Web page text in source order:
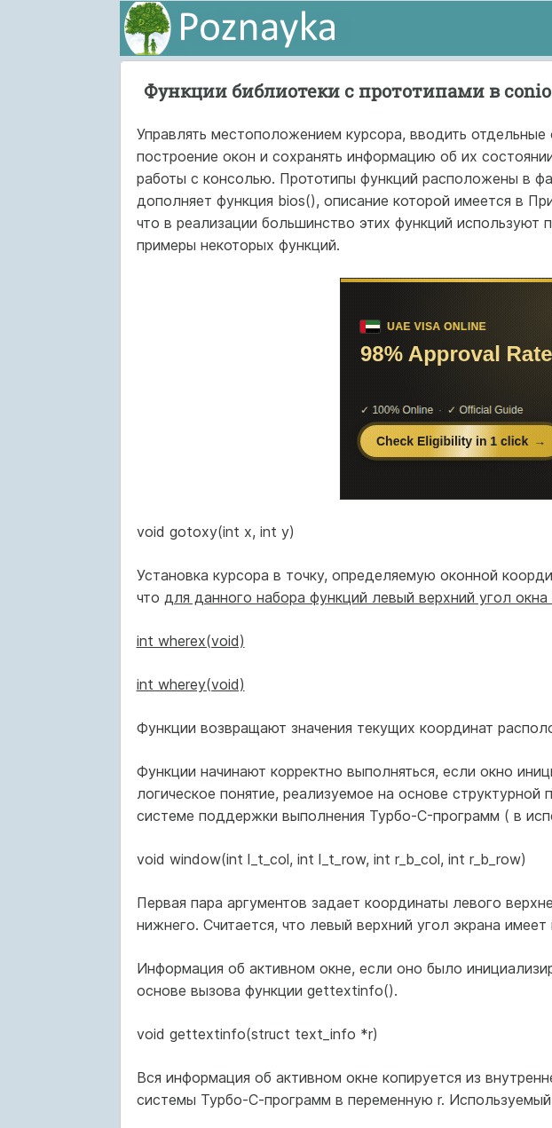
Функции библиотеки с прототипами в
Управлять местоположением курсора, вводить
построение окон и сохранять информацию об их
работы с консолью. Прототипы функций расположены в
дополняет функция bios(), описание которой имеется в
что в реализации большинство этих функций используют
примеры некоторых функций.
void gotoxy(int x, int y)
Установка курсора в точку, определяемую оконной
что для данного набора функций левый верхний угол окна
int wherex(void)
int wherey(void)
Функции возвращают значения текущих координат
Функции начинают корректно выполняться, если окно
логическое понятие, реализуемое на основе
системе поддержки выполнения Турбо-C-программ ( в
void window(int l_t_col, int l_t_row, int r_b_col, int r_b_row)
Первая пара аргументов задает координаты левого
нижнего. Считается, что левый верхний угол экрана имеет
Информация об активном окне, если оно было
основе вызова функции gettextinfo().
void gettextinfo(struct text_info *r)
Вся информация об активном окне копируется из
системы Турбо-С-программ в переменную r.